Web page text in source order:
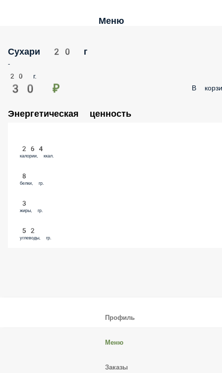
Меню
Сухари 20 г
-
20 г.
30 ₽ В
Энергетическая ценность
264
калории, ккал.
8
белки, гр.
3
жиры, гр.
52
углеводы, гр.
Профиль
Меню
Заказы